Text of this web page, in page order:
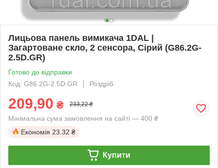
Лицьова панель вимикача 1DAL |
Загартоване скло, 2 сенсора, Сірий (G86.2G-
2.5D.GR)
Готово до відправки
Код: G86.2G-2.5D.GR
Роздріб
209,90 ₴ 233,22 ₴
Мінімальна сума замовлення на сайті — 400 ₴
Економія 23.32 ₴
Купити